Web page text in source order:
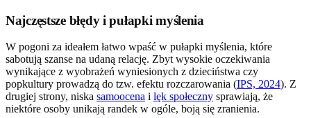
Najczęstsze błędy i pułapki myślenia
W pogoni za ideałem łatwo wpaść w pułapki myślenia, które
sabotują szanse na udaną relację. Zbyt wysokie oczekiwania
wynikające z wyobrażeń wyniesionych z dzieciństwa czy
popkultury prowadzą do tzw. efektu rozczarowania (IPS, 2024). Z
drugiej strony, niska samoocena i lęk społeczny sprawiają, że
niektóre osoby unikają randek w ogóle, boją się zranienia.